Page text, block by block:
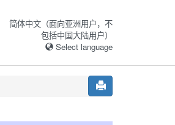
简体中文（面向亚洲用户，不
包括中国大陆用户）
Select language